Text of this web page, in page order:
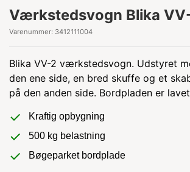
Værkstedsvogn Blika
Varenummer: 3412111004
Blika VV-2 værkstedsvogn. Udstyret
den ene side, en bred skuffe og et
på den anden side. Bordpladen er
Kraftig opbygning
500 kg belastning
Bøgeparket bordplade